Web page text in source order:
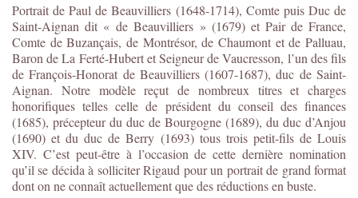
Portrait de Paul de Beauvilliers (1648-1714), Comte puis Duc de
Saint-Aignan dit « de Beauvilliers » (1679) et Pair de France,
Comte de Buzançais, de Montrésor, de Chaumont et de Palluau,
Baron de La Ferté-Hubert et Seigneur de Vaucresson, l’un des fils
de François-Honorat de Beauvilliers (1607-1687), duc de Saint-
Aignan. Notre modèle reçut de nombreux titres et charges
honorifiques telles celle de président du conseil des finances
(1685), précepteur du duc de Bourgogne (1689), du duc d’Anjou
(1690) et du duc de Berry (1693) tous trois petit-fils de Louis
XIV. C’est peut-être à l’occasion de cette dernière nomination
qu’il se décida à solliciter Rigaud pour un portrait de grand format
dont on ne connaît actuellement que des réductions en buste.